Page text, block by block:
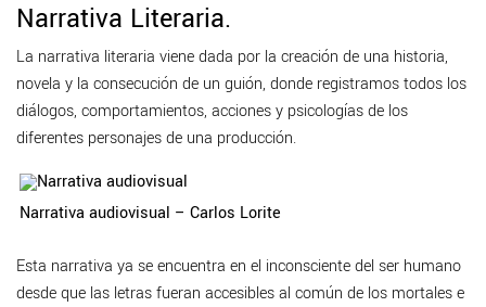
Narrativa Literaria.
La narrativa literaria viene dada por la creación de una historia,
novela y la consecución de un guión, donde registramos todos los
diálogos, comportamientos, acciones y psicologías de los
diferentes personajes de una producción.
Narrativa audiovisual – Carlos Lorite
Esta narrativa ya se encuentra en el inconsciente del ser humano
desde que las letras fueran accesibles al común de los mortales e